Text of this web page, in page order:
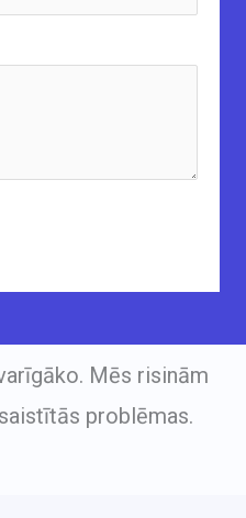
Mēs risinām
problēmas.